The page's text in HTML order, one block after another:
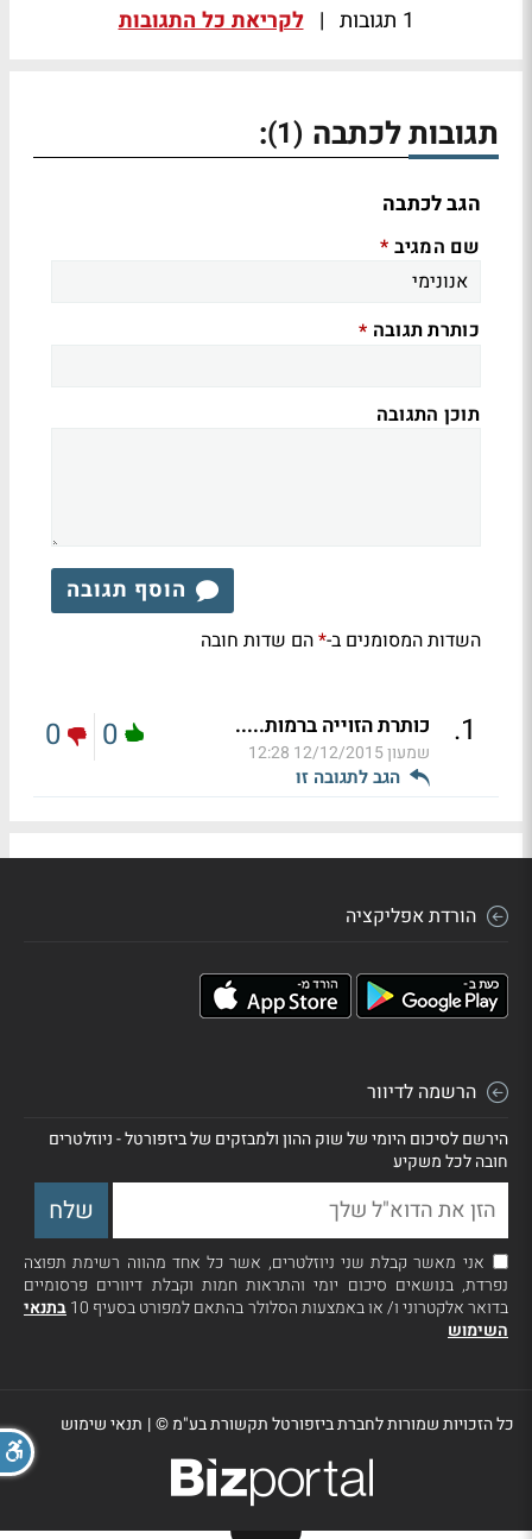
1 תגובות | לקריאת כל התגובות
תגובות לכתבה (1)
:
הגב לכתבה
שם המגיב *
כותרת תגובה *
תוכן התגובה
הוסף תגובה
השדות המסומנים ב-*הם שדות חובה
1
. כותרת הזוייה ברמות.....
שמעון12/12/2015 12:28
הגב לתגובה זו
0
0
הורדת אפליקציה
הרשמה לדיוור
הירשם לסיכום היומי של שוק ההון ולמבזקים של ביזפורטל - ניוזלטרים
חובה לכל משקיע
אני מאשר קבלת שני ניוזלטרים, אשר כל אחד מהווה רשימת תפוצה
נפרדת, בנושאים סיכום יומי והתראות חמות וקבלת דיוורים פרסומיים
בדואר אלקטרוני ו/ או באמצעות הסלולר בהתאם למפורט בסעיף 10
בתנאי
השימוש
כל הזכויות שמורות לחברת ביזפורטל תקשורת בע"מ ©| תנאי שימוש